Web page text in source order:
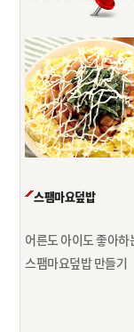
스팸마요덮밥
어른도 아이도 좋아하
스팸마요덮밥 만들기